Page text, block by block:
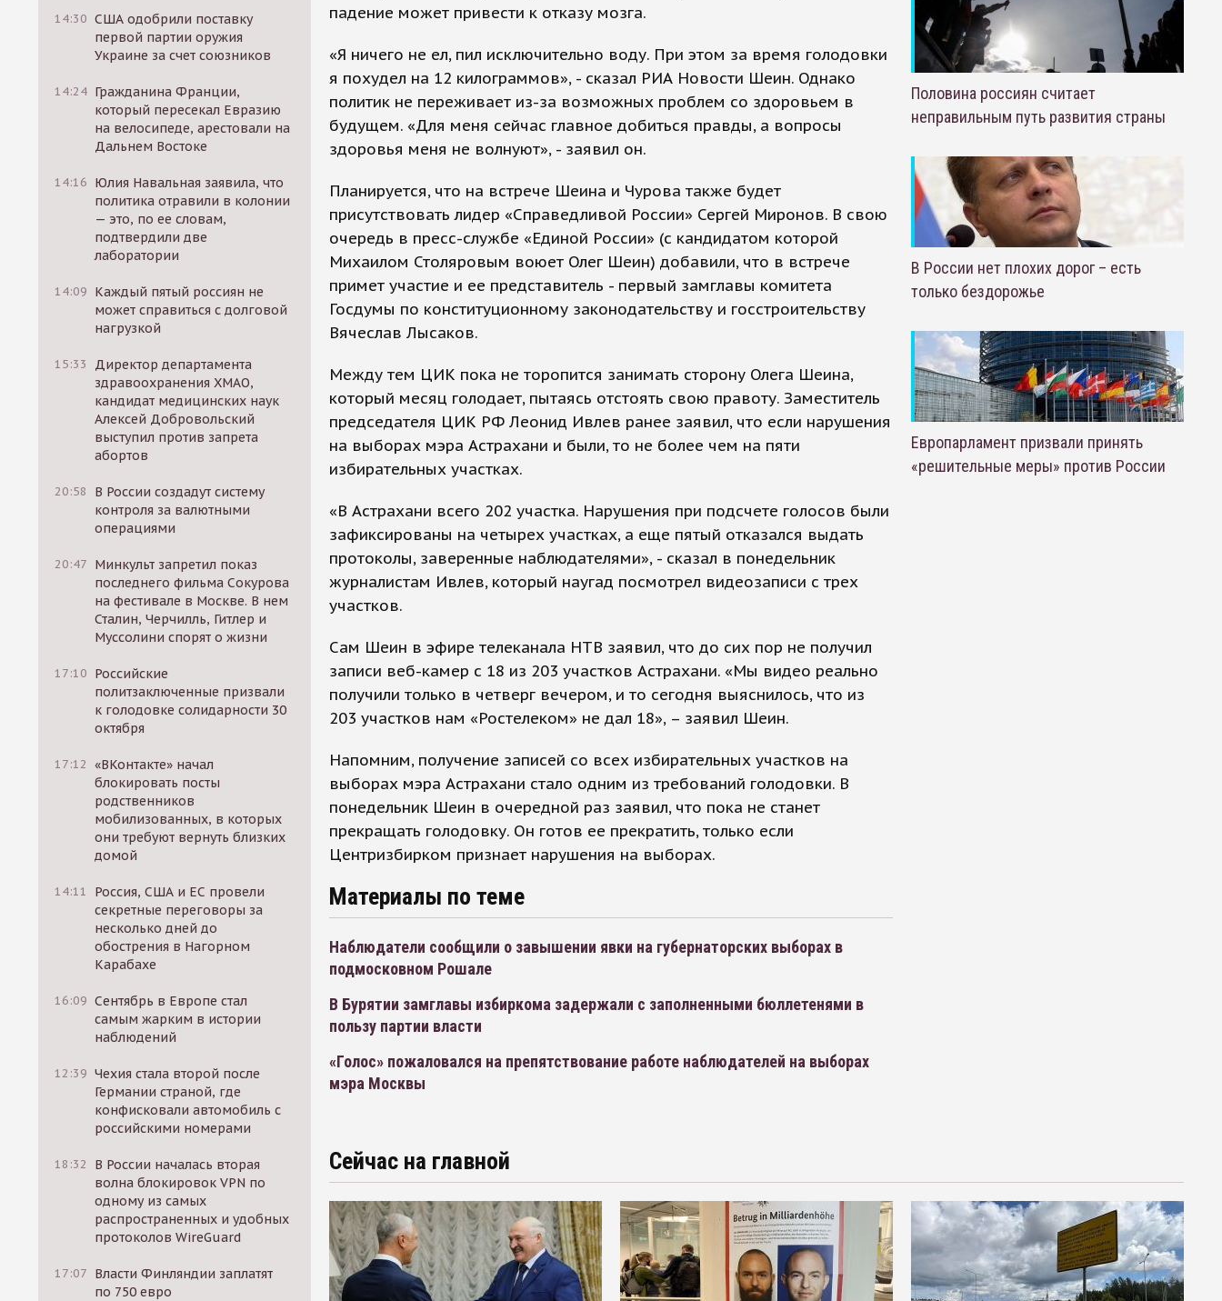
14:30 США одобрили поставку
первой партии оружия
Украине за счет союзников
14:24 Гражданина Франции,
который пересекал Евразию
на велосипеде, арестовали на
Дальнем Востоке
14:16 Юлия Навальная заявила, что
политика отравили в колонии
— это, по ее словам,
подтвердили две
лаборатории
14:09 Каждый пятый россиян не
может справиться с долговой
нагрузкой
15:33
Директор департамента
здравоохранения ХМАО,
кандидат медицинских наук
Алексей Добровольский
выступил против запрета
абортов
20:58
В России создадут систему
контроля за валютными
операциями
20:47 Минкульт запретил показ
последнего фильма Сокурова
на фестивале в Москве. В нем
Сталин, Черчилль, Гитлер и
Муссолини спорят о жизни
17:10 Российские
политзаключенные призвали
к голодовке солидарности 30
октября
17:12 «ВКонтакте» начал
блокировать посты
родственников
мобилизованных, в которых
они требуют вернуть близких
домой
14:11
Россия, США и ЕС провели
секретные переговоры за
несколько дней до
обострения в Нагорном
Карабахе
16:09 Сентябрь в Европе стал
самым жарким в истории
наблюдений
12:39 Чехия стала второй после
Германии страной, где
конфисковали автомобиль с
российскими номерами
18:32
В России началась вторая
волна блокировок VPN по
одному из самых
распространенных и удобных
протоколов WireGuard
17:07 Власти Финляндии заплатят
по 750 евро
падение может привести к отказу мозга.
«Я ничего не ел, пил исключительно воду. При этом за время голодовки
я похудел на 12 килограммов», - сказал РИА Новости Шеин. Однако
политик не переживает из-за возможных проблем со здоровьем в
будущем. «Для меня сейчас главное добиться правды, а вопросы
здоровья меня не волнуют», - заявил он.
Планируется, что на встрече Шеина и Чурова также будет
присутствовать лидер «Справедливой России» Сергей Миронов. В свою
очередь в пресс-службе «Единой России» (с кандидатом которой
Михаилом Столяровым воюет Олег Шеин) добавили, что в встрече
примет участие и ее представитель - первый замглавы комитета
Госдумы по конституционному законодательству и госстроительству
Вячеслав Лысаков.
Между тем ЦИК пока не торопится занимать сторону Олега Шеина,
который месяц голодает, пытаясь отстоять свою правоту. Заместитель
председателя ЦИК РФ Леонид Ивлев ранее заявил, что если нарушения
на выборах мэра Астрахани и были, то не более чем на пяти
избирательных участках.
«В Астрахани всего 202 участка. Нарушения при подсчете голосов были
зафиксированы на четырех участках, а еще пятый отказался выдать
протоколы, заверенные наблюдателями», - сказал в понедельник
журналистам Ивлев, который наугад посмотрел видеозаписи с трех
участков.
Сам Шеин в эфире телеканала НТВ заявил, что до сих пор не получил
записи веб-камер с 18 из 203 участков Астрахани. «Мы видео реально
получили только в четверг вечером, и то сегодня выяснилось, что из
203 участков нам «Ростелеком» не дал 18», – заявил Шеин.
Напомним, получение записей со всех избирательных участков на
выборах мэра Астрахани стало одним из требований голодовки. В
понедельник Шеин в очередной раз заявил, что пока не станет
прекращать голодовку. Он готов ее прекратить, только если
Центризбирком признает нарушения на выборах.
Материалы по теме
Наблюдатели сообщили о завышении явки на губернаторских выборах в
подмосковном Рошале
В Бурятии замглавы избиркома задержали с заполненными бюллетенями в
пользу партии власти
«Голос» пожаловался на препятствование работе наблюдателей на выборах
мэра Москвы
Половина россиян считает
неправильным путь развития страны
В России нет плохих дорог – есть
только бездорожье
Европарламент призвали принять
«решительные меры» против России
Сейчас на главной